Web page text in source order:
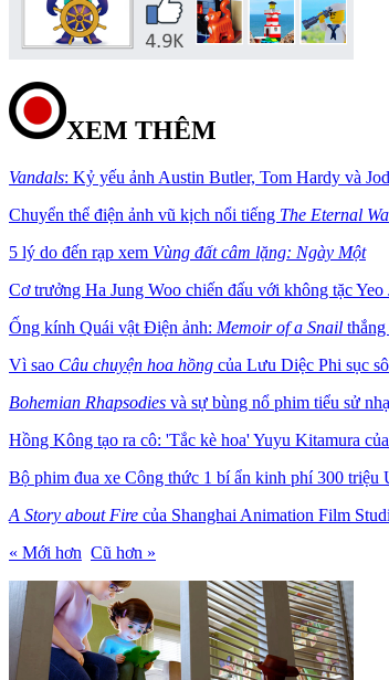
XEM THÊM
Vandals: Kỷ yếu ảnh Austin Butler, Tom Hardy và
Chuyển thể điện ảnh vũ kịch nổi tiếng The Eternal
5 lý do đến rạp xem Vùng đất câm lặng: Ngày Một
Cơ trưởng Ha Jung Woo chiến đấu với không tặc
Ống kính Quái vật Điện ảnh: Memoir of a Snail
Vì sao Câu chuyện hoa hồng của Lưu Diệc Phi sục
Bohemian Rhapsodies và sự bùng nổ phim tiểu sử
Hồng Kông tạo ra cô: 'Tắc kè hoa' Yuyu Kitamura của
Bộ phim đua xe Công thức 1 bí ẩn kinh phí 300 triệu
A Story about Fire của Shanghai Animation Film
« Mới hơn Cũ hơn »